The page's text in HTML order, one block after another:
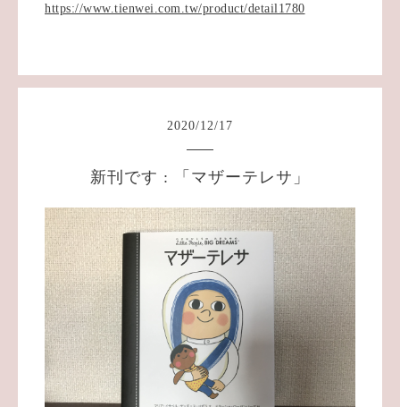
https://www.tienwei.com.tw/product/detail1780
2020/12/17
新刊です : 「マザーテレサ」